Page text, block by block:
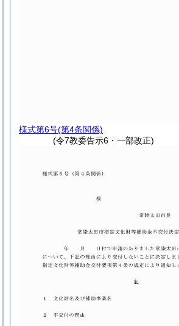
様式第6号(第4条関係)
(令7教委告示6・一部改正)